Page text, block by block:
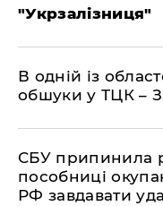
"Укрзалізниця"
В одній із
обшуки у ТЦК –
СБУ припинила
пособниці
РФ завдавати